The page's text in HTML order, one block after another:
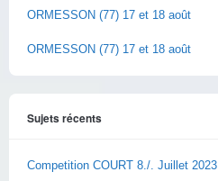
ORMESSON (77) 17 et 18 août
ORMESSON (77) 17 et 18 août
Sujets récents
Competition COURT 8./. Juillet 2023